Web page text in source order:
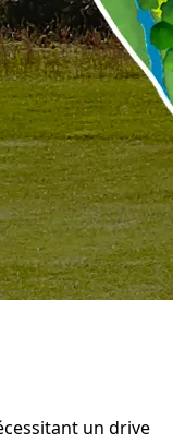
un drive